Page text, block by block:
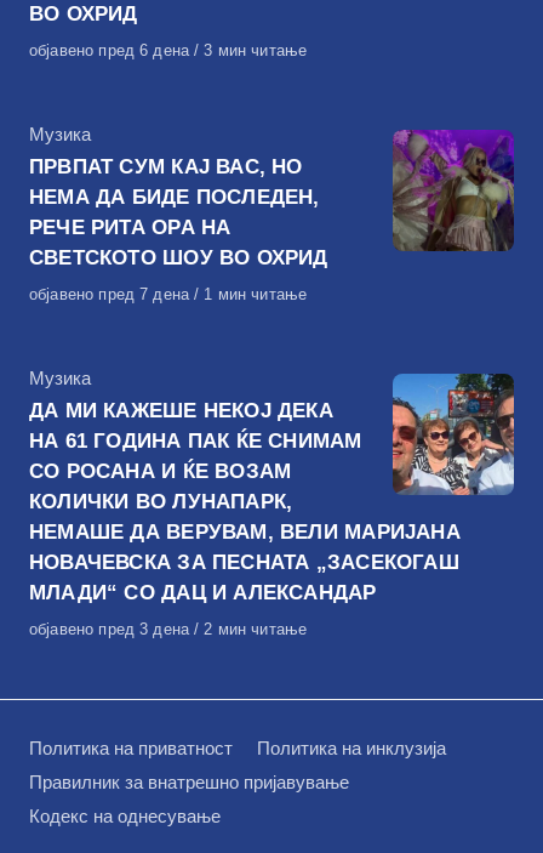
ВО ОХРИД
Објавено
објавено пред 6 дена 3 мин читање
КАтегорија
Музика
ПРВПАТ СУМ КАЈ ВАС, НО
НЕМА ДА БИДЕ ПОСЛЕДЕН,
РЕЧЕ РИТА ОРА НА
СВЕТСКОТО ШОУ ВО ОХРИД
Објавено
објавено пред 7 дена 1 мин читање
КАтегорија
Музика
ДА МИ КАЖЕШЕ НЕКОЈ ДЕКА
НА 61 ГОДИНА ПАК ЌЕ СНИМАМ
СО РОСАНА И ЌЕ ВОЗАМ
КОЛИЧКИ ВО ЛУНАПАРК,
НЕМАШЕ ДА ВЕРУВАМ, ВЕЛИ МАРИЈАНА
НОВАЧЕВСКА ЗА ПЕСНАТА „ЗАСЕКОГАШ
МЛАДИ“ СО ДАЦ И АЛЕКСАНДАР
Објавено
објавено пред 3 дена 2 мин читање
Политика на приватност
Политика на инклузија
Правилник за внатрешно пријавување
Кодекс на однесување